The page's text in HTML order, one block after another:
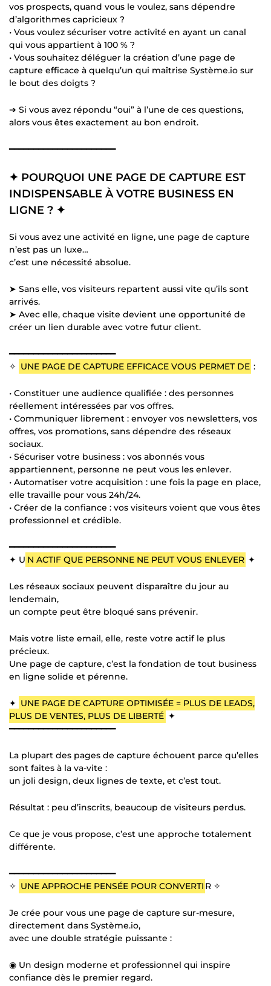
vos prospects, quand vous le voulez, sans dépendre
d’algorithmes capricieux ?
• Vous voulez sécuriser votre activité en ayant un canal
qui vous appartient à 100 % ?
• Vous souhaitez déléguer la création d’une page de
capture efficace à quelqu’un qui maîtrise Système.io sur
le bout des doigts ?
➔ Si vous avez répondu “oui” à l’une de ces questions,
alors vous êtes exactement au bon endroit.
━━━━━━━━━━━━━━━━━━━━━━
✦ POURQUOI UNE PAGE DE CAPTURE EST
INDISPENSABLE À VOTRE BUSINESS EN
LIGNE ? ✦
Si vous avez une activité en ligne, une page de capture
n’est pas un luxe…
c’est une nécessité absolue.
➤ Sans elle, vos visiteurs repartent aussi vite qu’ils sont
arrivés.
➤ Avec elle, chaque visite devient une opportunité de
créer un lien durable avec votre futur client.
━━━━━━━━━━━━━━━━━━━━━━
✧ UNE PAGE DE CAPTURE EFFICACE VOUS PERMET DE :
• Constituer une audience qualifiée : des personnes
réellement intéressées par vos offres.
• Communiquer librement : envoyer vos newsletters, vos
offres, vos promotions, sans dépendre des réseaux
sociaux.
• Sécuriser votre business : vos abonnés vous
appartiennent, personne ne peut vous les enlever.
• Automatiser votre acquisition : une fois la page en place,
elle travaille pour vous 24h/24.
• Créer de la confiance : vos visiteurs voient que vous êtes
professionnel et crédible.
━━━━━━━━━━━━━━━━━━━━━━
✦ U N ACTIF QUE PERSONNE NE PEUT VOUS ENLEVER ✦
Les réseaux sociaux peuvent disparaître du jour au
lendemain,
un compte peut être bloqué sans prévenir.
Mais votre liste email, elle, reste votre actif le plus
précieux.
Une page de capture, c’est la fondation de tout business
en ligne solide et pérenne.
✦ UNE PAGE DE CAPTURE OPTIMISÉE = PLUS DE LEADS,
PLUS DE VENTES, PLUS DE LIBERTÉ ✦
━━━━━━━━━━━━━━━━━━━━━━
La plupart des pages de capture échouent parce qu’elles
sont faites à la va-vite :
un joli design, deux lignes de texte, et c’est tout.
Résultat : peu d’inscrits, beaucoup de visiteurs perdus.
Ce que je vous propose, c’est une approche totalement
différente.
━━━━━━━━━━━━━━━━━━━━━━
✧ UNE APPROCHE PENSÉE POUR CONVERTI R ✧
Je crée pour vous une page de capture sur-mesure,
directement dans Système.io,
avec une double stratégie puissante :
◉ Un design moderne et professionnel qui inspire
confiance dès le premier regard.